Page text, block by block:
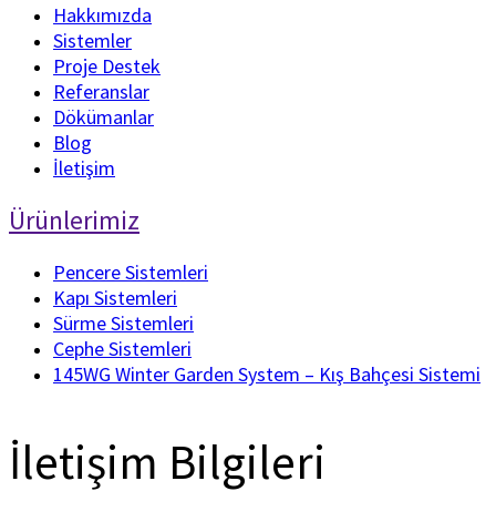
Hakkımızda
Sistemler
Proje Destek
Referanslar
Dökümanlar
Blog
İletişim
Ürünlerimiz
Pencere Sistemleri
Kapı Sistemleri
Sürme Sistemleri
Cephe Sistemleri
145WG Winter Garden System – Kış Bahçesi Sistemi
İletişim Bilgileri